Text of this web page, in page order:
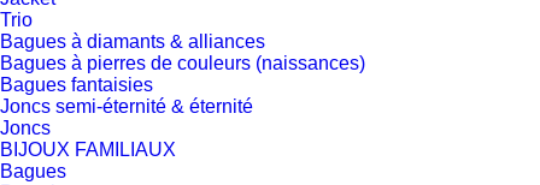
Trio
Bagues à diamants & alliances
Bagues à pierres de couleurs (naissances)
Bagues fantaisies
Joncs semi-éternité & éternité
Joncs
BIJOUX FAMILIAUX
Bagues